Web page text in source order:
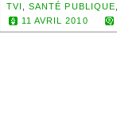
TVI
SANTÉ PUBLIQUE
11 AVRIL 2010